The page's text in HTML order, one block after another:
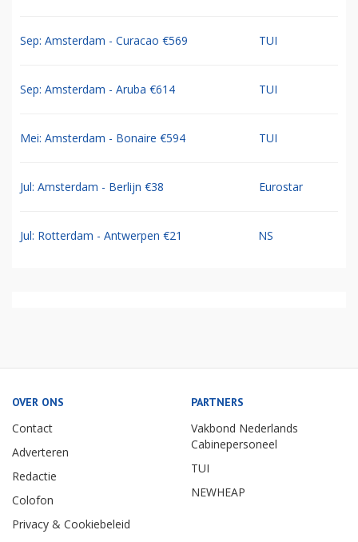
Sep: Amsterdam - Curacao €569 TUI
Sep: Amsterdam - Aruba €614 TUI
Mei: Amsterdam - Bonaire €594 TUI
Jul: Amsterdam - Berlijn €38 Eurostar
Jul: Rotterdam - Antwerpen €21 NS
OVER ONS
Contact
Adverteren
Redactie
Colofon
Privacy & Cookiebeleid
PARTNERS
Vakbond Nederlands
Cabinepersoneel
TUI
NEWHEAP